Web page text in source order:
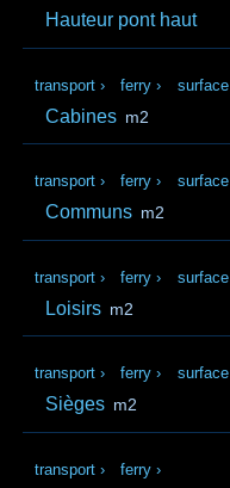
Hauteur pont haut
transport › ferry › surface
Cabines m2
transport › ferry › surface
Communs m2
transport › ferry › surface
Loisirs m2
transport › ferry › surface
Sièges m2
transport › ferry ›